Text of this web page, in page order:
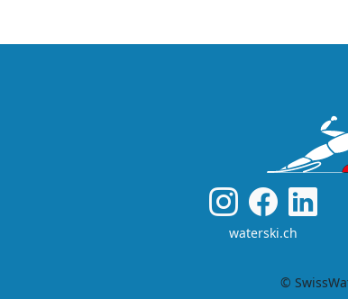
waterski.ch
©